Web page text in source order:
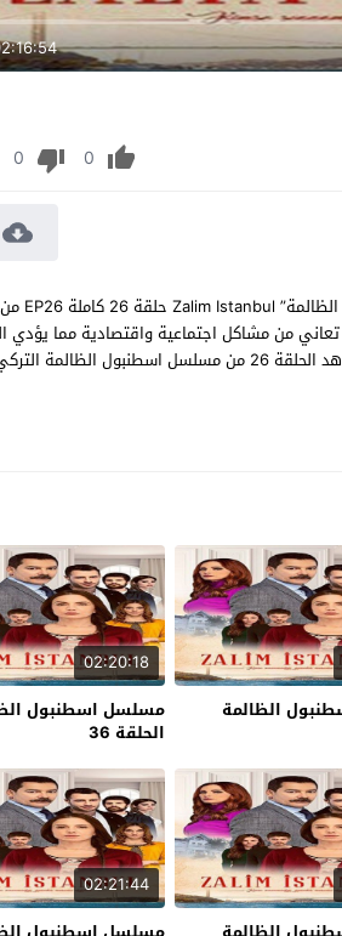
0
0
مسلسل اسطنبول الظالمة الحلقة 26 مترجمة مشاهدة وتحميل مسلسل “اسطنبول الظالمة” Zalim Istanbul حلقة 26 كاملة EP26 من
من مشاكل اجتماعية واقتصادية مما يؤدي
هجرتهم من انطاكيا الى مدينة اسطنبول لتبدأ الاثارة المشوقة في المسلسل ، شاهد الحلقة 26 من مسلسل اسطنبول الظالمة
الظالمة
02:20:18
مسلسل اسطنبول
الحلقة 36
02:21:44